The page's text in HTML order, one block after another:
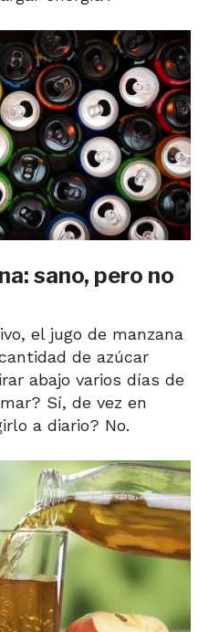
sano, pero no
el jugo de manzana
de azúcar
abajo varios días de
Sí, de vez en
a diario? No.